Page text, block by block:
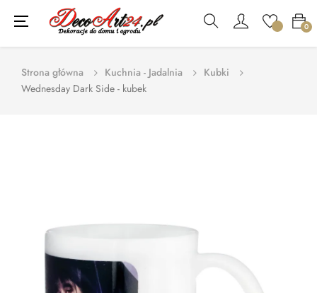
0
Toggle
navigation
☰
Strona główna Kuchnia - Jadalnia
Kubki
Wednesday Dark Side - kubek